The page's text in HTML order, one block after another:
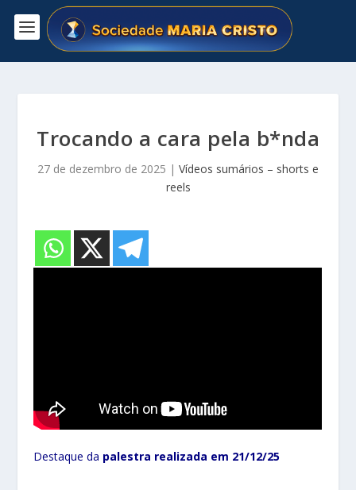
Trocando a cara pela b*nda
27 de dezembro de 2025 | Vídeos sumários – shorts e
reels
Destaque da palestra realizada em 21/12/25